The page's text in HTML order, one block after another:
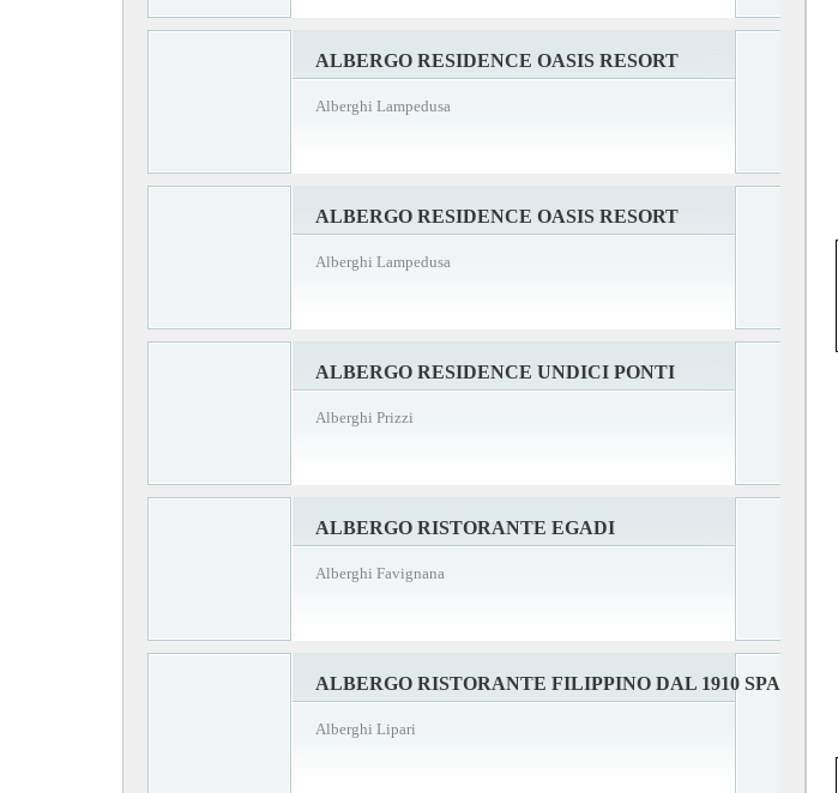
ALBERGO RESIDENCE OASIS RESORT
Alberghi Lampedusa
ALBERGO RESIDENCE OASIS RESORT
Alberghi Lampedusa
ALBERGO RESIDENCE UNDICI PONTI
Alberghi Prizzi
ALBERGO RISTORANTE EGADI
Alberghi Favignana
ALBERGO RISTORANTE FILIPPINO DAL 1910 SPA
Alberghi Lipari